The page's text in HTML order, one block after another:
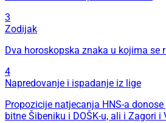
3
Zodijak
Dva horoskopska znaka u kojima
4
Napredovanje i ispadanje iz lige
Propozicije natjecanja HNS-a
bitne Šibeniku i DOŠK-u, ali i Zagori i